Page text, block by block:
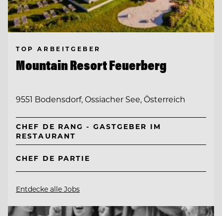
TOP ARBEITGEBER
Mountain Resort Feuerberg
9551 Bodensdorf, Ossiacher See, Österreich
CHEF DE RANG - GASTGEBER IM
RESTAURANT
CHEF DE PARTIE
Entdecke alle Jobs